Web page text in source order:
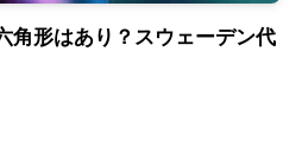
角形はあり？スウェーデン代